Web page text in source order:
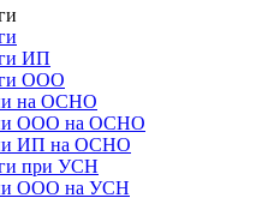
ИП
ООО
на ОСНО
ООО на ОСНО
ИП на ОСНО
при УСН
ООО на УСН